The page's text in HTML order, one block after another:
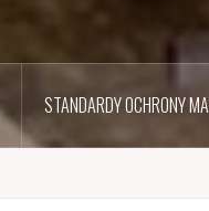
STANDARDY OCHRONY